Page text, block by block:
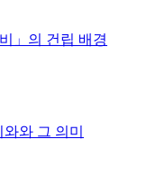
」의 건립 배경
와 그 의미